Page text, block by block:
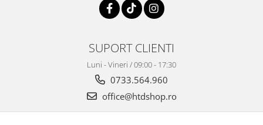
SUPORT CLIENTI
Luni - Vineri / 09:00 - 17:30
0733.564.960
office@htdshop.ro